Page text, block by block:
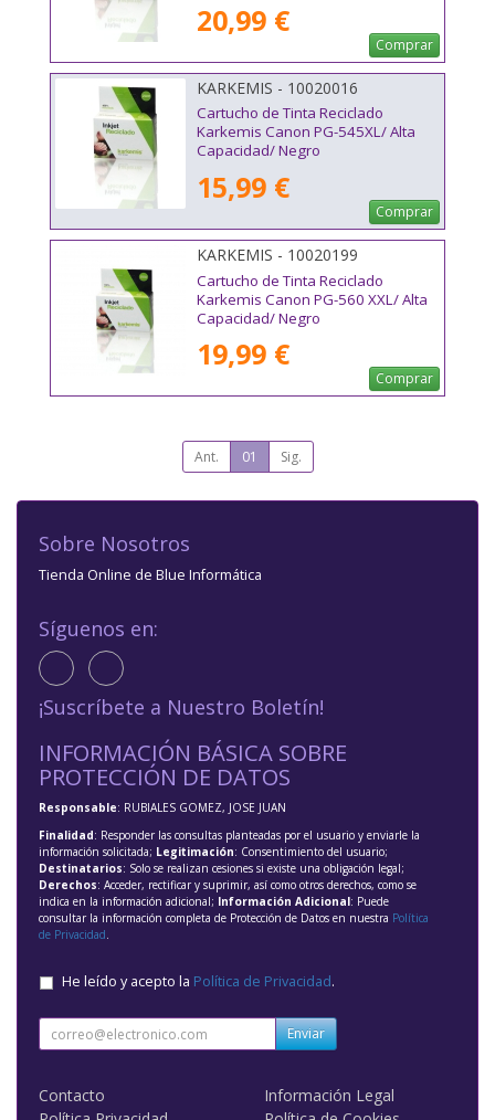
20,99 €
Comprar
KARKEMIS - 10020016
Cartucho de Tinta Reciclado
Karkemis Canon PG-545XL/ Alta
Capacidad/ Negro
15,99 €
Comprar
KARKEMIS - 10020199
Cartucho de Tinta Reciclado
Karkemis Canon PG-560 XXL/ Alta
Capacidad/ Negro
19,99 €
Comprar
Ant. 01 Sig.
Sobre Nosotros
Tienda Online de Blue Informática
Síguenos en:
¡Suscríbete a Nuestro Boletín!
INFORMACIÓN BÁSICA SOBRE
PROTECCIÓN DE DATOS
Responsable: RUBIALES GOMEZ, JOSE JUAN
Finalidad: Responder las consultas planteadas por el usuario y enviarle la
información solicitada; Legitimación: Consentimiento del usuario;
Destinatarios: Solo se realizan cesiones si existe una obligación legal;
Derechos: Acceder, rectificar y suprimir, así como otros derechos, como se
indica en la información adicional; Información Adicional: Puede
consultar la información completa de Protección de Datos en nuestra Política
de Privacidad.
He leído y acepto la Política de Privacidad.
Enviar
Contacto
Información Legal